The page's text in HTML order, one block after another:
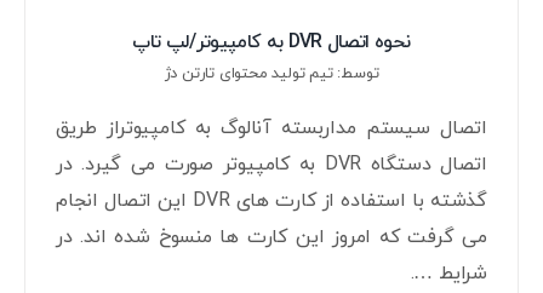
نحوه اتصال DVR به کامپیوتر/لپ تاپ
توسط: تیم تولید محتوای تارتن دژ
اتصال سیستم مداربسته آنالوگ به کامپیوتراز طریق
اتصال دستگاه DVR به کامپیوتر صورت می گیرد. در
گذشته با استفاده از کارت های DVR این اتصال انجام
می گرفت که امروز این کارت ها منسوخ شده اند. در
شرایط ….